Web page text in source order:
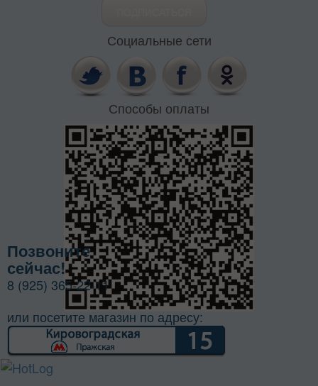
Социальные сети
Способы оплаты
Позвоните
сейчас!
8 (925) 365-22-11
или посетите магазин по адресу: